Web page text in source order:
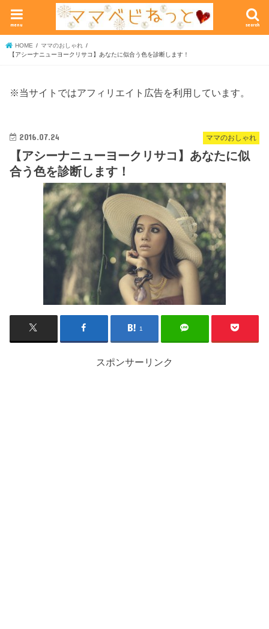
search
menu
HOME
ママのおしゃれ
【アシーナニューヨークリサコ】あなたに似合う色を診断します！
※当サイトではアフィリエイト広告を利用しています。
ママのおしゃれ
2016.07.24
【アシーナニューヨークリサコ】あなたに似
合う色を診断します！
1
スポンサーリンク